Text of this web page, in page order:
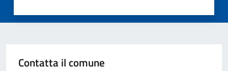
Contatta il comune